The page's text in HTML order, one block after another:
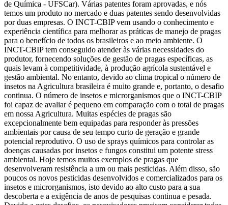
de Química - UFSCar). Várias patentes foram aprovadas, e nós
temos um produto no mercado e duas patentes sendo desenvolvidas
por duas empresas. O INCT-CBIP vem usando o conhecimento e
experiência científica para melhorar as práticas de manejo de pragas
para o benefício de todos os brasileiros e ao meio ambiente. O
INCT-CBIP tem conseguido atender às várias necessidades do
produtor, fornecendo soluções de gestão de pragas específicas, as
quais levam à competitividade, à produção agrícola sustentável e
gestão ambiental. No entanto, devido ao clima tropical o número de
insetos na Agricultura brasileira é muito grande e, portanto, o desafio
continua. O número de insetos e microrganismos que o INCT-CBIP
foi capaz de avaliar é pequeno em comparação com o total de pragas
em nossa Agricultura. Muitas espécies de pragas são
excepcionalmente bem equipadas para responder às pressões
ambientais por causa de seu tempo curto de geração e grande
potencial reprodutivo. O uso de sprays químicos para controlar as
doenças causadas por insetos e fungos constitui um potente stress
ambiental. Hoje temos muitos exemplos de pragas que
desenvolveram resistência a um ou mais pesticidas. Além disso, são
poucos os novos pesticidas desenvolvidos e comercializados para os
insetos e microrganismos, isto devido ao alto custo para a sua
descoberta e a exigência de anos de pesquisas continua e pesada.